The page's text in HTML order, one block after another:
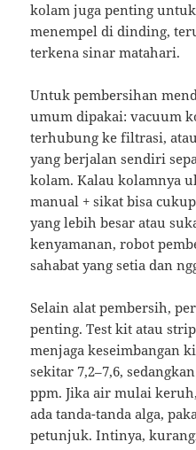
kolam juga penting
menempel di dinding,
terkena sinar matahari.
Untuk pembersihan
umum dipakai: vacuum
terhubung ke filtrasi,
yang berjalan sendiri
kolam. Kalau kolamnya
manual + sikat bisa
yang lebih besar atau
kenyamanan, robot
sahabat yang setia dan
Selain alat pembersih,
penting. Test kit atau
menjaga keseimbangan
sekitar 7,2–7,6,
ppm. Jika air mulai
ada tanda-tanda alga,
petunjuk. Intinya,